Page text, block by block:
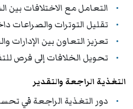
التعامل مع الاختلافات
تقليل التوترات والصراعات
تعزيز التعاون بين الإدارات
تحويل الخلافات إلى فرص
التغذية الراجعة والتقدير
دور التغذية الراجعة في